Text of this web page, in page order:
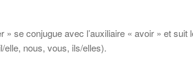
» se conjugue avec l’auxiliaire « avoir » et
elle, nous, vous, ils/elles).